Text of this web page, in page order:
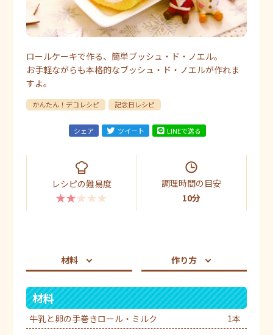
ロールケーキで作る、簡単ブッシュ・ド・ノエル。
お手軽ながらも本格的なブッシュ・ド・ノエルが作れま
すよ。
かんたん！デコレシピ 記念日レシピ
シェア ツイート LINEで送る
レシピの難易度
★★★★★
調理時間の目安
10分
材料 作り方
材料
牛乳と卵の手巻きロール・ミルク
1本